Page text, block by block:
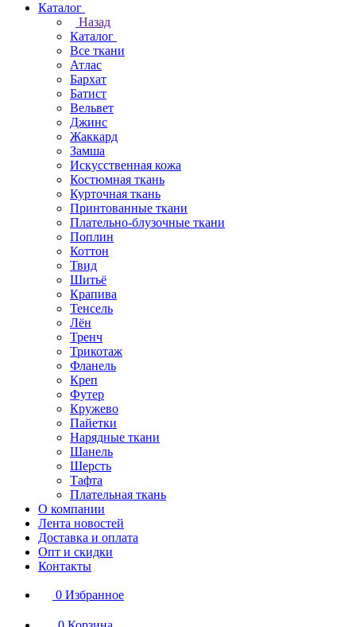
Каталог
Назад
Каталог
Все ткани
Атлас
Бархат
Батист
Вельвет
Джинс
Жаккард
Замша
Искусственная кожа
Костюмная ткань
Курточная ткань
Принтованные ткани
Плательно-блузочные ткани
Поплин
Коттон
Твид
Шитьё
Крапива
Тенсель
Лён
Тренч
Трикотаж
Фланель
Креп
Футер
Кружево
Пайетки
Нарядные ткани
Шанель
Шерсть
Тафта
Плательная ткань
О компании
Лента новостей
Доставка и оплата
Опт и скидки
Контакты
0 Избранное